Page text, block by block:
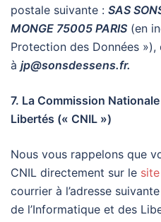
postale suivante : SAS
MONGE 75005 PARIS (en
Protection des Données »),
à jp@sonsdessens.fr.
7. La Commission
Libertés (« CNIL »)
Nous vous rappelons que
CNIL directement sur le
courrier à l’adresse
de l’Informatique et des